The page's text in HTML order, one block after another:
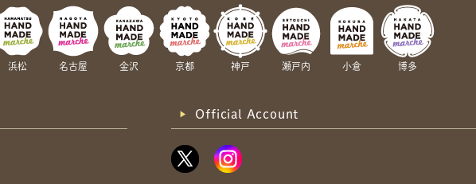
浜松 名古屋 金沢 京都 神戸 瀬戸内 小倉 博多
Official Account